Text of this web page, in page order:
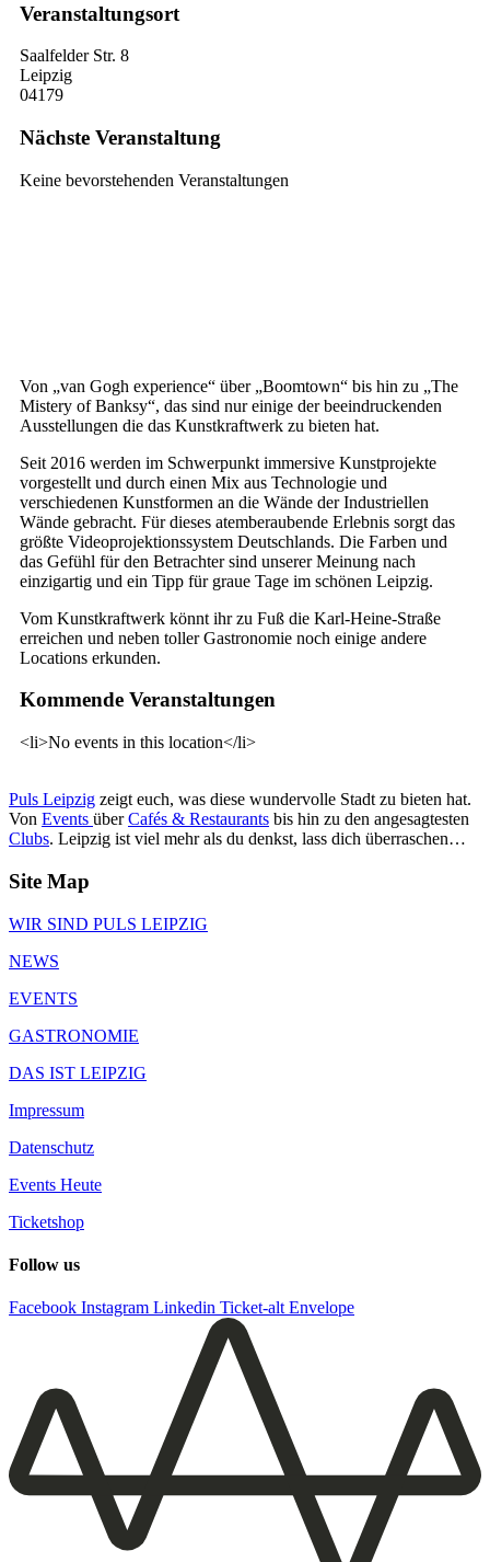
Veranstaltungsort
Saalfelder Str. 8
Leipzig
04179
Nächste Veranstaltung
Keine bevorstehenden Veranstaltungen
Von „van Gogh experience“ über „Boomtown“ bis hin zu „The
Mistery of Banksy“, das sind nur einige der beeindruckenden
Ausstellungen die das Kunstkraftwerk zu bieten hat.
Seit 2016 werden im Schwerpunkt immersive Kunstprojekte
vorgestellt und durch einen Mix aus Technologie und
verschiedenen Kunstformen an die Wände der Industriellen
Wände gebracht. Für dieses atemberaubende Erlebnis sorgt das
größte Videoprojektionssystem Deutschlands. Die Farben und
das Gefühl für den Betrachter sind unserer Meinung nach
einzigartig und ein Tipp für graue Tage im schönen Leipzig.
Vom Kunstkraftwerk könnt ihr zu Fuß die Karl-Heine-Straße
erreichen und neben toller Gastronomie noch einige andere
Locations erkunden.
Kommende Veranstaltungen
<li>No events in this location</li>
Puls Leipzig zeigt euch, was diese wundervolle Stadt zu bieten hat.
Von Events überCafés & Restaurants bis hin zu den angesagtesten
Clubs. Leipzig ist viel mehr als du denkst, lass dich überraschen…
Site Map
WIR SIND PULS LEIPZIG
NEWS
EVENTS
GASTRONOMIE
DAS IST LEIPZIG
Impressum
Datenschutz
Events Heute
Ticketshop
Follow us
Facebook Instagram Linkedin Ticket-alt Envelope